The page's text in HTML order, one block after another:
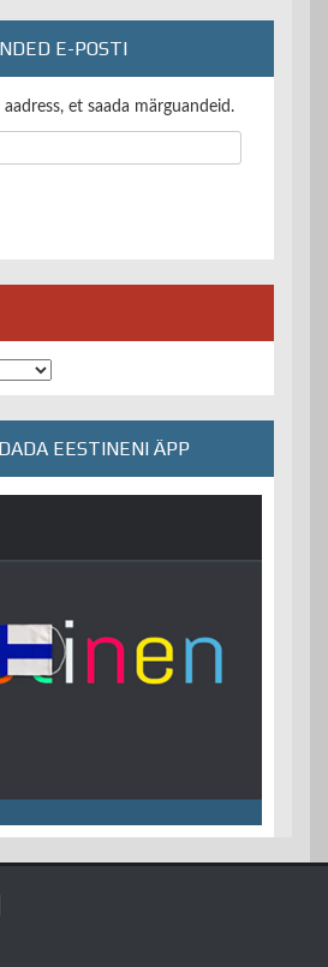
E-POSTI
et saada märguandeid.
EESTINENI ÄPP